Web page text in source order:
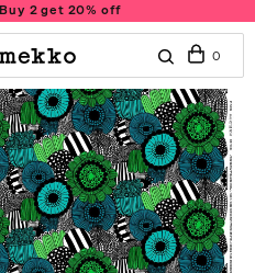
2 get 20% off
0